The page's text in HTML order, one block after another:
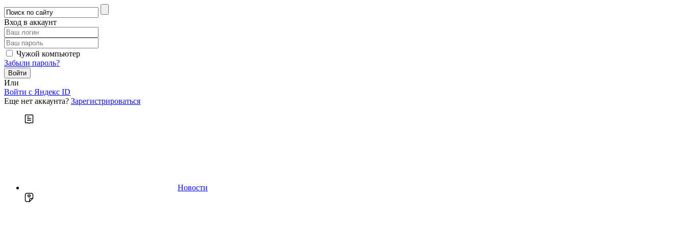
Вход в аккаунт
Чужой компьютер
Забыли пароль?
Или
Войти c Яндекс ID
Еще нет аккаунта? Зарегистрироваться
Новости